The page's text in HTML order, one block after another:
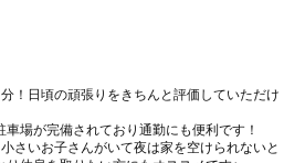
！日頃の頑張りをきちんと評価していただけ
場が完備されており通勤にも便利です！
さいお子さんがいて夜は家を空けられないと